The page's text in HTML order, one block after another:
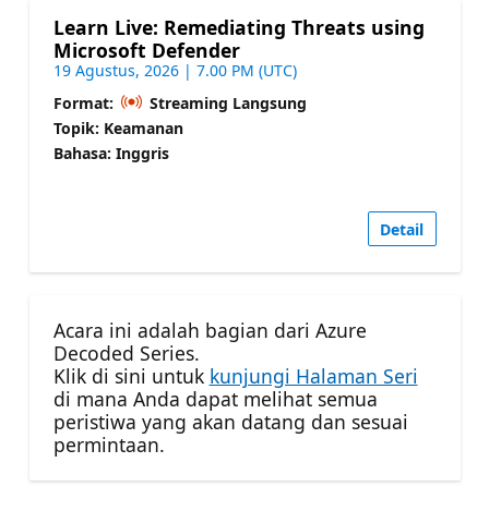
Learn Live: Remediating Threats using
Microsoft Defender
19 Agustus, 2026 | 7.00 PM (UTC)
Format:
Streaming Langsung
Topik: Keamanan
Bahasa: Inggris
Detail
Acara ini adalah bagian dari Azure
Decoded Series.
Klik di sini untuk kunjungi Halaman Seri
di mana Anda dapat melihat semua
peristiwa yang akan datang dan sesuai
permintaan.